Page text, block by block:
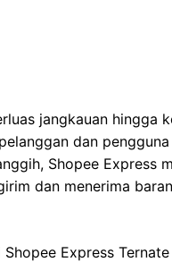
jangkauan hingga
dan
Shopee Express
dan menerima
Express